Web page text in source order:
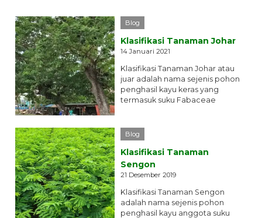
selengkapnya
Blog
Klasifikasi Tanaman Johar
14 Januari 2021
Klasifikasi Tanaman Johar atau
juar adalah nama sejenis pohon
penghasil kayu keras yang
termasuk suku Fabaceae
selengkapnya
Blog
Klasifikasi Tanaman
Sengon
21 Desember 2019
Klasifikasi Tanaman Sengon
adalah nama sejenis pohon
penghasil kayu anggota suku